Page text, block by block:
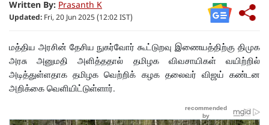
Written By: Prasanth K
Updated: Fri, 20 Jun 2025 (12:02 IST)
மத்திய அரசின் தேசிய நுகர்வோர் கூட்டுறவு இணையத்திற்கு திமுக
அரசு அனுமதி அளித்ததால் தமிழக விவசாயிகள் வயிற்றில்
அடித்துள்ளதாக தமிழக வெற்றிக் கழக தலைவர் விஜய் கண்டன
அறிக்கை வெளியிட்டுள்ளார்.